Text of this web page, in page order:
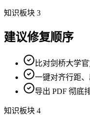
知识板块 3
建议修复顺序
比对剑桥大学
一键对齐行距
导出 PDF 彻底
知识板块 4